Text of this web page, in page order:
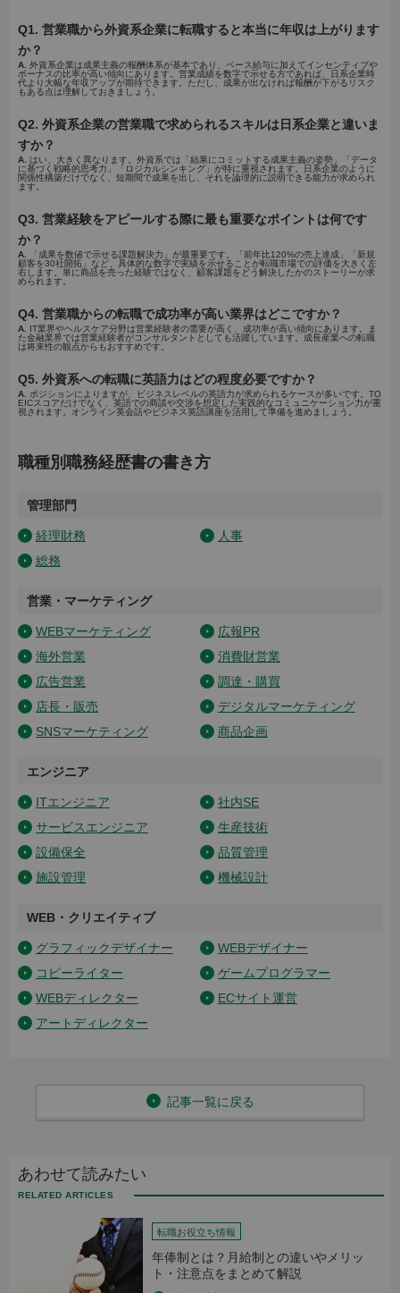
Q1. 営業職から外資系企業に転職すると本当に年収は上がります
か？
A. 外資系企業は成果主義の報酬体系が基本であり、ベース給与に加えてインセンティブや
ボーナスの比率が高い傾向にあります。営業成績を数字で示せる方であれば、日系企業時
代より大幅な年収アップが期待できます。ただし、成果が出なければ報酬が下がるリスク
もある点は理解しておきましょう。
Q2. 外資系企業の営業職で求められるスキルは日系企業と違いま
すか？
A. はい、大きく異なります。外資系では「結果にコミットする成果主義の姿勢」「データ
に基づく戦略的思考力」「ロジカルシンキング」が特に重視されます。日系企業のように
関係性構築だけでなく、短期間で成果を出し、それを論理的に説明できる能力が求められ
ます。
Q3. 営業経験をアピールする際に最も重要なポイントは何です
か？
A. 「成果を数値で示せる課題解決力」が最重要です。「前年比120%の売上達成」「新規
顧客を30社開拓」など、具体的な数字で実績を示せることが転職市場での評価を大きく左
右します。単に商品を売った経験ではなく、顧客課題をどう解決したかのストーリーが求
められます。
Q4. 営業職からの転職で成功率が高い業界はどこですか？
A. IT業界やヘルスケア分野は営業経験者の需要が高く、成功率が高い傾向にあります。ま
た金融業界では営業経験者がコンサルタントとしても活躍しています。成長産業への転職
は将来性の観点からもおすすめです。
Q5. 外資系への転職に英語力はどの程度必要ですか？
A. ポジションによりますが、ビジネスレベルの英語力が求められるケースが多いです。TO
EICスコアだけでなく、英語での商談や交渉を想定した実践的なコミュニケーション力が重
視されます。オンライン英会話やビジネス英語講座を活用して準備を進めましょう。
職種別職務経歴書の書き方
管理部門
経理財務
人事
総務
営業・マーケティング
WEBマーケティング
広報PR
海外営業
消費財営業
広告営業
調達・購買
店長・販売
デジタルマーケティング
SNSマーケティング
商品企画
エンジニア
ITエンジニア
社内SE
サービスエンジニア
生産技術
設備保全
品質管理
施設管理
機械設計
WEB・クリエイティブ
グラフィックデザイナー
WEBデザイナー
コピーライター
ゲームプログラマー
WEBディレクター
ECサイト運営
アートディレクター
記事一覧に戻る
あわせて読みたい
転職お役立ち情報
年俸制とは？月給制との違いやメリッ
ト・注意点をまとめて解説